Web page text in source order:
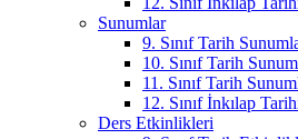
Sunumlar
9. Sınıf Tarih
10. Sınıf Tarih
11. Sınıf Tarih
12. Sınıf İnkılap
Ders Etkinlikleri